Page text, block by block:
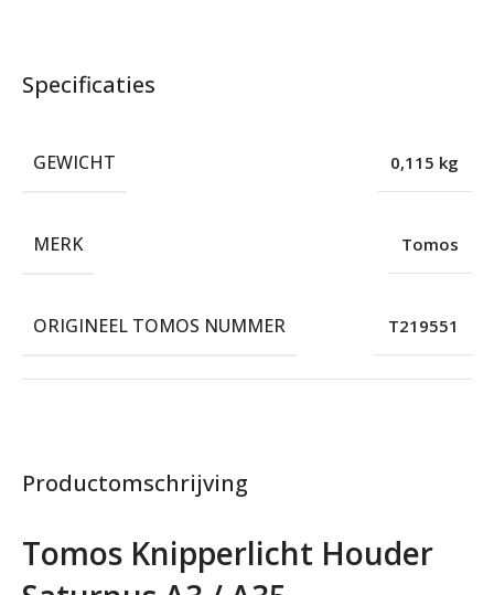
Productomschrijving
Tomos Knipperlicht Houder
Specificaties
GEWICHT 0,115 kg
MERK Tomos
ORIGINEEL TOMOS NUMMER T219551